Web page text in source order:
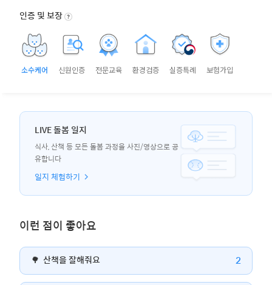
인증 및 보장
소수케어 신원인증 전문교육 환경검증 실증특례 보험가입
LIVE 돌봄 일지
식사, 산책 등 모든 돌봄 과정을 사진/영상으로 공
유합니다
일지 체험하기
이런 점이 좋아요
🌳 산책을 잘해줘요 2